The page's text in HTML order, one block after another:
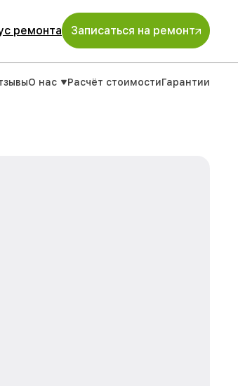
ремонта Записаться на ремонт
О нас Расчёт стоимостиГарантии